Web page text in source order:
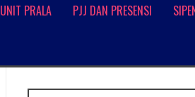
UNIT PRALA PJJ DAN PRESENSI